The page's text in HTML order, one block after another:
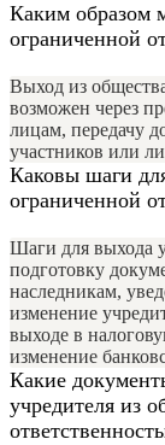
Каким образом
ограниченной
Выход из
возможен через
лицам, передачу
участников или
Каковы шаги
ограниченной
Шаги для выхода
подготовку
наследникам,
изменение
выходе в
изменение
Какие
учредителя из